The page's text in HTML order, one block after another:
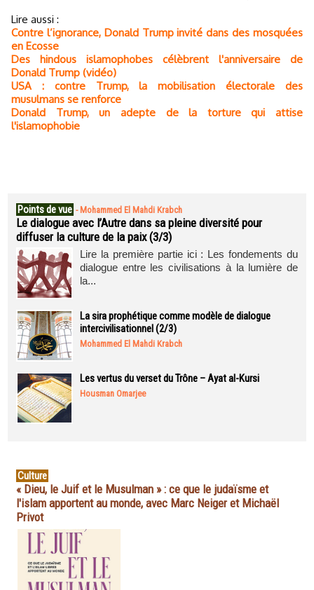
Lire aussi :
Contre l’ignorance, Donald Trump invité dans des mosquées
en Ecosse
Des hindous islamophobes célèbrent l'anniversaire de
Donald Trump (vidéo)
USA : contre Trump, la mobilisation électorale des
musulmans se renforce
Donald Trump, un adepte de la torture qui attise
l'islamophobie
Points de vue - Mohammed El Mahdi Krabch
Le dialogue avec l’Autre dans sa pleine diversité pour
diffuser la culture de la paix (3/3)
Lire la première partie ici : Les fondements du
dialogue entre les civilisations à la lumière de
la...
La sira prophétique comme modèle de dialogue
intercivilisationnel (2/3)
Mohammed El Mahdi Krabch
Les vertus du verset du Trône – Ayat al-Kursi
Housman Omarjee
Culture
« Dieu, le Juif et le Musulman » : ce que le judaïsme et
l'islam apportent au monde, avec Marc Neiger et Michaël
Privot